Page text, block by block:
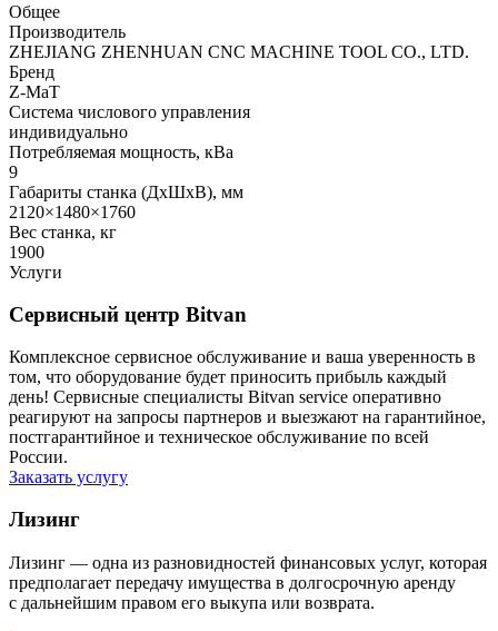
Общее
Производитель
ZHEJIANG ZHENHUAN CNC MACHINE TOOL CO., LTD.
Бренд
Z-MaT
Система числового управления
индивидуально
Потребляемая мощность, кВа
9
Габариты станка (ДхШхВ), мм
2120×1480×1760
Вес станка, кг
1900
Услуги
Сервисный центр Bitvan
Комплексное сервисное обслуживание и ваша уверенность в
том, что оборудование будет приносить прибыль каждый
день! Сервисные специалисты Bitvan service оперативно
реагируют на запросы партнеров и выезжают на гарантийное,
постгарантийное и техническое обслуживание по всей
России.
Заказать услугу
Лизинг
Лизинг — одна из разновидностей финансовых услуг, которая
предполагает передачу имущества в долгосрочную аренду
с дальнейшим правом его выкупа или возврата.